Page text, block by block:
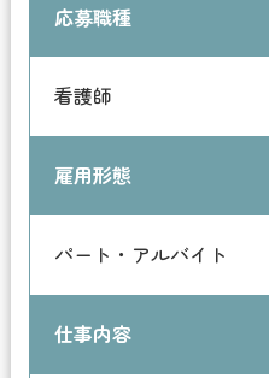
応募職種
看護師
雇用形態
パート・アルバイト
仕事内容